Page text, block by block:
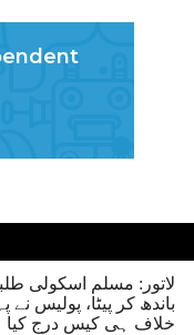
لاتور: مسلم اسکولی
باندھ کر پیٹا، پولیس نے
خلاف ہی کیس درج کیا